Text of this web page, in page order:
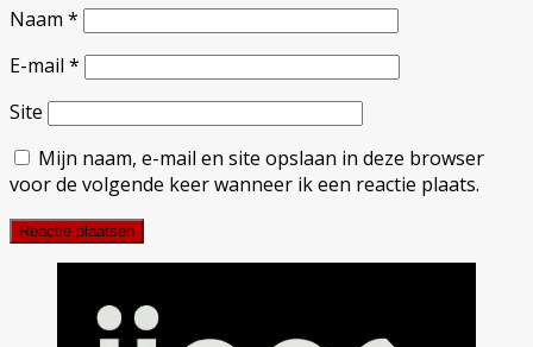
Naam *
E-mail *
Site
Mijn naam, e-mail en site opslaan in deze browser
voor de volgende keer wanneer ik een reactie plaats.